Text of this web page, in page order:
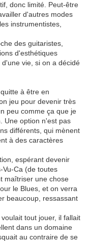
donc limité. Peut-être
d'autres modes
instrumentistes,
des guitaristes,
d'esthétiques
vie, si on a décidé
à être en
jeu pour devenir très
peu comme ça que je
Une option n'est pas
différents, qui mènent
à des caractères
espérant devenir
Vu-Ca (de toutes
maîtriser une chose
le Blues, et on verra
beaucoup, ressassant
tout jouer, il fallait
dans un domaine
au contraire de se